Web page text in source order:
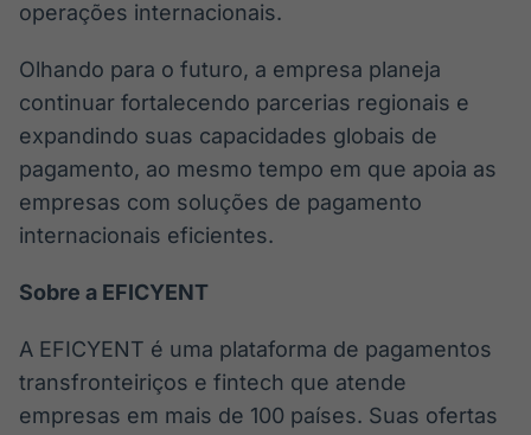
operações internacionais.
Olhando para o futuro, a empresa planeja
continuar fortalecendo parcerias regionais e
expandindo suas capacidades globais de
pagamento, ao mesmo tempo em que apoia as
empresas com soluções de pagamento
internacionais eficientes.
Sobre a EFICYENT
A EFICYENT é uma plataforma de pagamentos
transfronteiriços e fintech que atende
empresas em mais de 100 países. Suas ofertas